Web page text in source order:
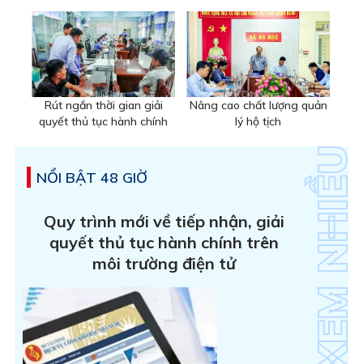
Rút ngắn thời gian giải
quyết thủ tục hành chính
Nâng cao chất lượng quản
lý hộ tịch
NỔI BẬT 48 GIỜ
Quy trình mới về tiếp nhận, giải
quyết thủ tục hành chính trên
môi trường điện tử